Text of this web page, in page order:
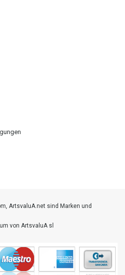
ArtsvaluA.net sind Marken und
von ArtsvaluA sl